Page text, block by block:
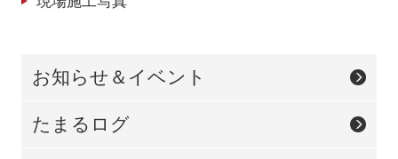
お知らせ＆イベント
たまるログ